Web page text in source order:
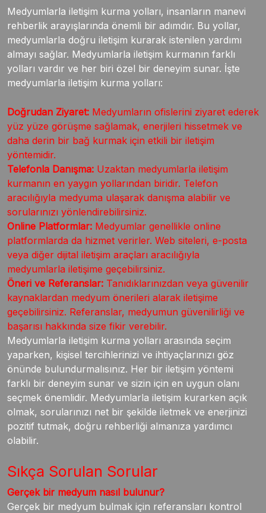
Medyumlarla iletişim kurma yolları, insanların manevi
rehberlik arayışlarında önemli bir adımdır. Bu yollar,
medyumlarla doğru iletişim kurarak istenilen yardımı
almayı sağlar. Medyumlarla iletişim kurmanın farklı
yolları vardır ve her biri özel bir deneyim sunar. İşte
medyumlarla iletişim kurma yolları:
Doğrudan Ziyaret: Medyumların ofislerini ziyaret ederek
yüz yüze görüşme sağlamak, enerjileri hissetmek ve
daha derin bir bağ kurmak için etkili bir iletişim
yöntemidir.
Telefonla Danışma: Uzaktan medyumlarla iletişim
kurmanın en yaygın yollarından biridir. Telefon
aracılığıyla medyuma ulaşarak danışma alabilir ve
sorularınızı yönlendirebilirsiniz.
Online Platformlar: Medyumlar genellikle online
platformlarda da hizmet verirler. Web siteleri, e-posta
veya diğer dijital iletişim araçları aracılığıyla
medyumlarla iletişime geçebilirsiniz.
Öneri ve Referanslar: Tanıdıklarınızdan veya güvenilir
kaynaklardan medyum önerileri alarak iletişime
geçebilirsiniz. Referanslar, medyumun güvenilirliği ve
başarısı hakkında size fikir verebilir.
Medyumlarla iletişim kurma yolları arasında seçim
yaparken, kişisel tercihlerinizi ve ihtiyaçlarınızı göz
önünde bulundurmalısınız. Her bir iletişim yöntemi
farklı bir deneyim sunar ve sizin için en uygun olanı
seçmek önemlidir. Medyumlarla iletişim kurarken açık
olmak, sorularınızı net bir şekilde iletmek ve enerjinizi
pozitif tutmak, doğru rehberliği almanıza yardımcı
olabilir.
Sıkça Sorulan Sorular
Gerçek bir medyum nasıl bulunur?
Gerçek bir medyum bulmak için referansları kontrol